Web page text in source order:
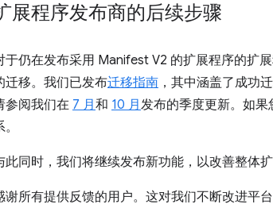
展程序发布商的后续步骤
于仍在发布采用 Manifest V2 的扩展程序的扩
迁移。我们已发布迁移指南 ，其中涵盖了成功
参阅我们在 7 月和 10 月发布的季度更新。如
此同时，我们将继续发布新功能，以改善整体扩
谢所有提供反馈的用户。这对我们不断改进平